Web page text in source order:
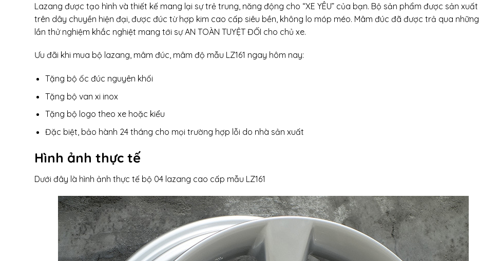
Lazang được tạo hình và thiết kế mang lại sự trẻ trung, năng động cho “XE YÊU” của bạn. Bộ sản phẩm được sản xuất
trên dây chuyền hiện đại, được đúc từ hợp kim cao cấp siêu bền, không lo móp méo. Mâm đúc đã được trả qua những
lần thử nghiệm khắc nghiệt mang tới sự AN TOÀN TUYỆT ĐỐI cho chủ xe.
Ưu đãi khi mua bộ lazang, mâm đúc, mâm độ mẫu LZ161 ngay hôm nay:
Tặng bộ ốc đúc nguyên khối
Tặng bộ van xi inox
Tặng bộ logo theo xe hoặc kiểu
Đặc biệt, bảo hành 24 tháng cho mọi trường hợp lỗi do nhà sản xuất
Hình ảnh thực tế
Dưới đây là hình ảnh thực tế bộ 04 lazang cao cấp mẫu LZ161